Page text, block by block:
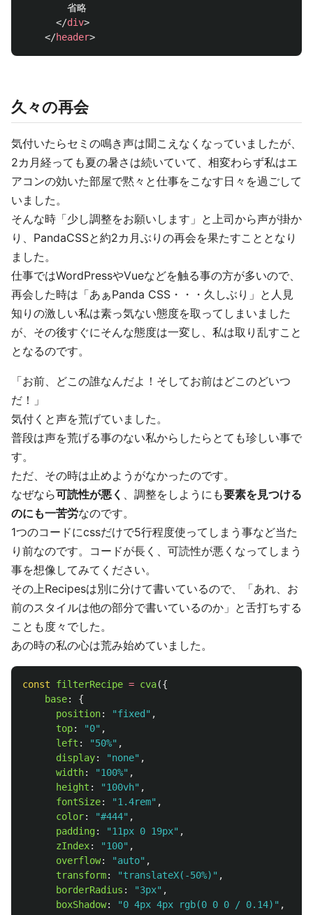
        省略
</div>
</header>
久々の再会
気付いたらセミの鳴き声は聞こえなくなっていましたが、
2カ月経っても夏の暑さは続いていて、相変わらず私はエ
アコンの効いた部屋で黙々と仕事をこなす日々を過ごして
いました。
そんな時「少し調整をお願いします」と上司から声が掛か
り、PandaCSSと約2カ月ぶりの再会を果たすこととなり
ました。
仕事ではWordPressやVueなどを触る事の方が多いので、
再会した時は「あぁPanda CSS・・・久しぶり」と人見
知りの激しい私は素っ気ない態度を取ってしまいました
が、その後すぐにそんな態度は一変し、私は取り乱すこと
となるのです。
「お前、どこの誰なんだよ！そしてお前はどこのどいつ
だ！」
気付くと声を荒げていました。
普段は声を荒げる事のない私からしたらとても珍しい事で
す。
ただ、その時は止めようがなかったのです。
なぜなら可読性が悪く 、調整をしようにも要素を見つける
のにも一苦労なのです。
1つのコードにcssだけで5行程度使ってしまう事など当た
り前なのです。コードが長く、可読性が悪くなってしまう
事を想像してみてください。
その上Recipesは別に分けて書いているので、「あれ、お
前のスタイルは他の部分で書いているのか」と舌打ちする
ことも度々でした。
あの時の私の心は荒み始めていました。
const filterRecipe = cva({
base:
{
position: "fixed " ,
top: "0" ,
left : "50%" ,
display: "none" ,
width: "100%" ,
height : "100vh" ,
fontSize: "1.4rem" ,
color: "#444" ,
padding: "11px 0 19px" ,
zIndex: "100" ,
overflow: "auto" ,
transform: "translateX(-50%) " ,
borderRadius : "3px" ,
boxShadow: "0 4px 4px rgb(0 0 0 / 0.14) " ,